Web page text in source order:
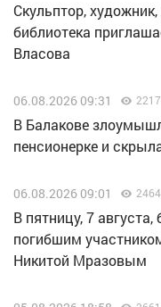
Скульптор,
библиотека
Власова
06.08.2026 09:31 2217
В Балакове
пенсионерке и
06.08.2026 09:01 2464
В пятницу, 7
погибшим
Никитой Мразовым